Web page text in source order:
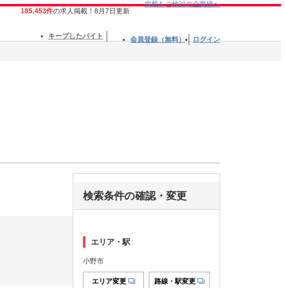
185,453件の求人掲載！8月7日更新
掲載をご検討の企業様へ
キープしたバイト 会員登録（無料） ログイン
検索条件の確認・変更
エリア・駅
小野市
エリア変更 路線・駅変更